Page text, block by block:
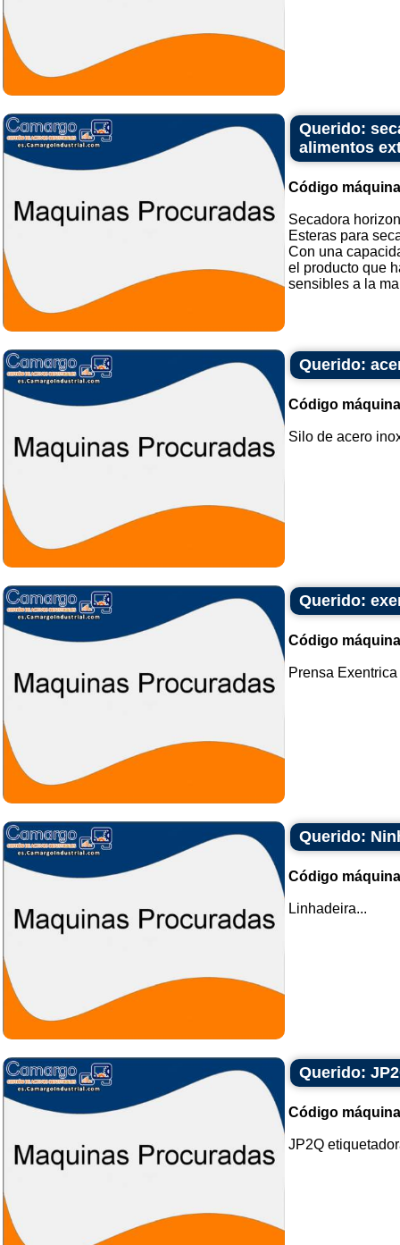
Querido:
alimentos
Código
Secadora
Esteras para
Con una
el producto que
sensibles a la
Querido:
Código
Silo de acero
Querido:
Código
Prensa
Querido:
Código
Linhadeira...
Querido:
Código
JP2Q